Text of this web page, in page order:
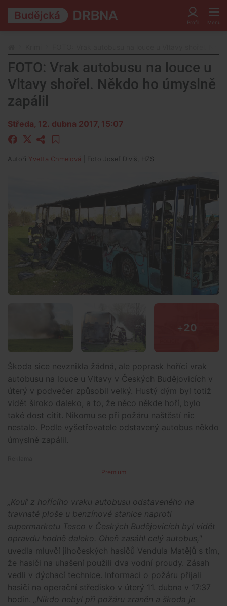
FOTO: Vrak autobusu na louce u
Vltavy shořel. Někdo ho úmyslně
zapálil
Středa, 12. dubna 2017, 15:07
Autoři Yvetta Chmelová | Foto Josef Diviš, HZS
+20
Škoda sice nevznikla žádná, ale poprask hořící vrak
autobusu na louce u Vltavy v Českých Budějovicích v
úterý v podvečer způsobil velký. Hustý dým byl totiž
vidět široko daleko, a to, že něco někde hoří, bylo
také dost cítit. Nikomu se při požáru naštěstí nic
nestalo. Podle vyšetřovatele odstavený autobus někdo
úmyslně zapálil.
Premium
„Kouř z hořícího vraku autobusu odstaveného na
travnaté ploše u benzínové stanice naproti
supermarketu Tesco v Českých Budějovicích byl vidět
opravdu hodně daleko. Oheň zasáhl celý autobus,"
uvedla mluvčí jihočeských hasičů Vendula Matějů s tím,
že hasiči na uhašení použili dva vodní proudy. Zásah
vedli v dýchací technice. Informaci o požáru přijali
hasiči na operační středisko v úterý 11. dubna v 17:37
hodin.
„Nikdo nebyl při požáru zraněn a škoda je